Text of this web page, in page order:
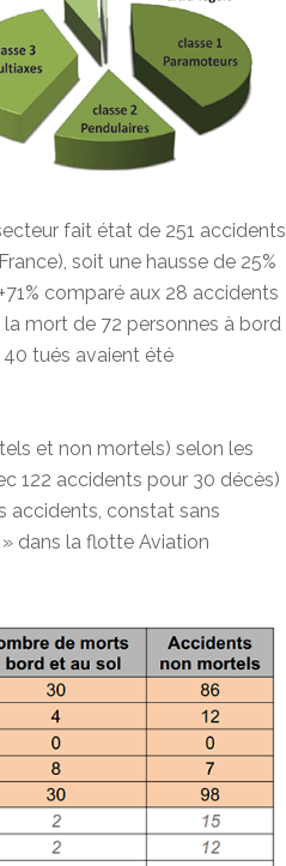
fait état de 251 accidents
soit une hausse de 25%
comparé aux 28 accidents
mort de 72 personnes à bord
40 tués avaient été
et non mortels) selon les
122 accidents pour 30 décès)
accidents, constat sans
dans la flotte Aviation